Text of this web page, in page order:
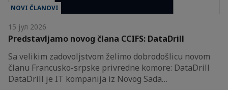
NOVI ČLANOVI
15 јул 2026
Predstavljamo novog člana CCIFS: DataDrill
Sa velikim zadovoljstvom želimo dobrodošlicu novom
članu Francusko-srpske privredne komore: DataDrill
DataDrill je IT kompanija iz Novog Sada…